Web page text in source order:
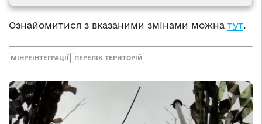
Ознайомитися з вказаними змінами можна тут.
МІНРЕІНТЕГРАЦІЇ ПЕРЕЛІК ТЕРИТОРІЙ